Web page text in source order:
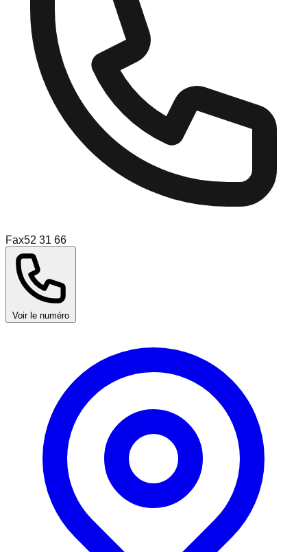
Fax52 31 66
Voir le numéro